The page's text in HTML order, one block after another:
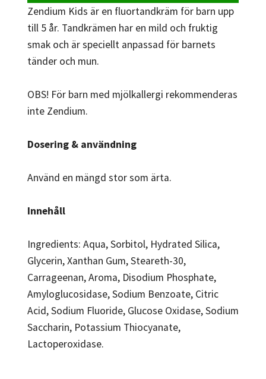
Zendium Kids är en fluortandkräm för barn upp
till 5 år. Tandkrämen har en mild och fruktig
smak och är speciellt anpassad för barnets
tänder och mun.
OBS! För barn med mjölkallergi rekommenderas
inte Zendium.
Dosering & användning
Använd en mängd stor som ärta.
Innehåll
Ingredients: Aqua, Sorbitol, Hydrated Silica,
Glycerin, Xanthan Gum, Steareth-30,
Carrageenan, Aroma, Disodium Phosphate,
Amyloglucosidase, Sodium Benzoate, Citric
Acid, Sodium Fluoride, Glucose Oxidase, Sodium
Saccharin, Potassium Thiocyanate,
Lactoperoxidase.